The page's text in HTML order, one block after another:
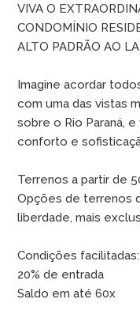
VIVA O
CONDOMÍNIO
ALTO PADRÃO AO
Imagine acordar
com uma das vistas
sobre o Rio Paraná,
conforto e
Terrenos a partir de
Opções de terrenos
liberdade, mais
Condições facilitadas:
20% de entrada
Saldo em até 60x